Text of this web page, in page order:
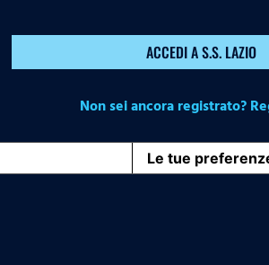
ACCEDI A S.S. LAZIO
Non sei ancora registrato?
Le tue